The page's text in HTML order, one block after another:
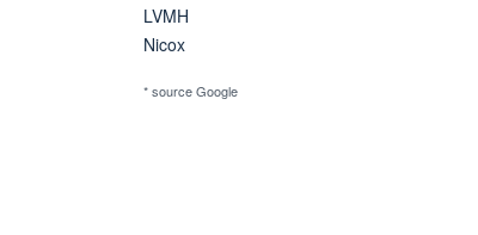
LVMH
Nicox
* source Google